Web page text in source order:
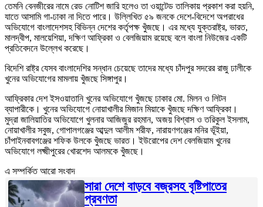
তেমনি বেনজীরের নামে রেড নোটিশ জারি হলেও তা ওয়ান্টেড তালিকায় প্রকাশ করা হয়নি,
যাতে আসামি গা-ঢাকা না দিতে পারে। উল্লিখিত ৫৯ জনকে দেশে-বিদেশে অপরাধের
অভিযোগে বাংলাদেশসহ বিভিন্ন দেশের কর্তৃপক্ষ খুঁজছে। এর মধ্যে যুক্তরাষ্ট্র, ভারত,
মালদ্বীপ, মালয়েশিয়া, দক্ষিণ আফ্রিকা ও বেলজিয়াম রয়েছে বলে বাংলা নিউজের একটি
প্রতিবেদনে উল্লেখ করেছে।
বিদেশি রাষ্ট্র যেসব বাংলাদেশির সন্ধান চেয়েছে তাদের মধ্যে চাঁদপুর সদরের রাজু ঢালীকে
খুনের অভিযোগের মামলায় খুঁজছে সিঙ্গাপুর।
আফ্রিকার দেশ ইসওয়াতানি খুনের অভিযোগে খুঁজছে ঢাকার মো. মিলন ও লিটন
ব্যাপারীকে। খুনের অভিযোগে নোয়াখালীর মিজান মিয়াকে খুঁজছে দক্ষিণ আফ্রিকা।
মুদ্রা জালিয়াতির অভিযোগে খুলনার আজিজুর রহমান, অজয় বিশ্বাস ও তরিকুল ইসলাম,
নোয়াখালীর সবুজ, গোপালগঞ্জের আব্দুল আলীম শরীফ, নারায়ণগঞ্জের মনির ভূঁইয়া,
চাঁপাইনবাবগঞ্জের শফিক উলকে খুঁজছে ভারত। ইউরোপের দেশ বেলজিয়াম খুনের
অভিযোগে লক্ষ্মীপুরের খোরশেদ আলমকে খুঁজছে।
এ সম্পর্কিত আরো সংবাদ
সারা দেশে বাড়বে বজ্রসহ বৃষ্টিপাতের
প্রবণতা